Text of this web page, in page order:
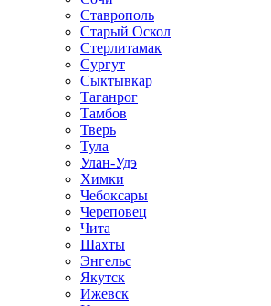
Ставрополь
Старый Оскол
Стерлитамак
Сургут
Сыктывкар
Таганрог
Тамбов
Тверь
Тула
Улан-Удэ
Химки
Чебоксары
Череповец
Чита
Шахты
Энгельс
Якутск
Ижевск